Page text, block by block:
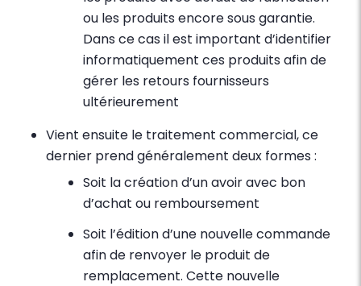
ou les produits encore sous garantie.
Dans ce cas il est important d’identifier
informatiquement ces produits afin de
gérer les retours fournisseurs
ultérieurement
Vient ensuite le traitement commercial, ce
dernier prend généralement deux formes :
Soit la création d’un avoir avec bon
d’achat ou remboursement
Soit l’édition d’une nouvelle commande
afin de renvoyer le produit de
remplacement. Cette nouvelle